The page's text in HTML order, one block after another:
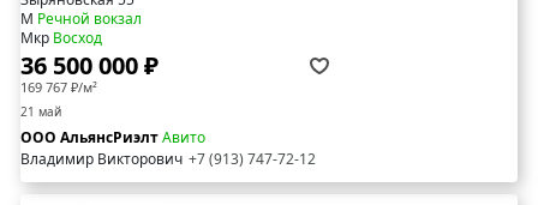
М Речной вокзал
Мкр Восход
36 500 000 ₽
169 767 ₽/м²
21 май
ООО АльянсРиэлтАвито
Владимир Викторович +7 (913) 747-72-12